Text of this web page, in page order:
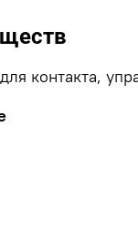
контакта,